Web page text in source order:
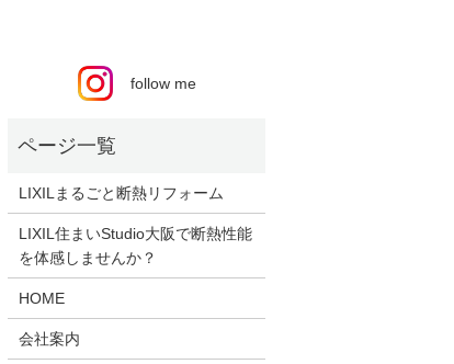
follow me
LIXILまるごと断熱リフォーム
LIXIL住まいStudio大阪で断熱性能
を体感しませんか？
HOME
会社案内